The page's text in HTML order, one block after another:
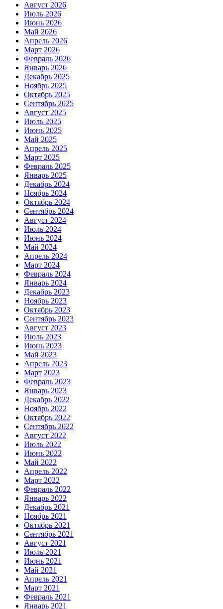
Август 2026
Июль 2026
Июнь 2026
Май 2026
Апрель 2026
Март 2026
Февраль 2026
Январь 2026
Декабрь 2025
Ноябрь 2025
Октябрь 2025
Сентябрь 2025
Август 2025
Июль 2025
Июнь 2025
Май 2025
Апрель 2025
Март 2025
Февраль 2025
Январь 2025
Декабрь 2024
Ноябрь 2024
Октябрь 2024
Сентябрь 2024
Август 2024
Июль 2024
Июнь 2024
Май 2024
Апрель 2024
Март 2024
Февраль 2024
Январь 2024
Декабрь 2023
Ноябрь 2023
Октябрь 2023
Сентябрь 2023
Август 2023
Июль 2023
Июнь 2023
Май 2023
Апрель 2023
Март 2023
Февраль 2023
Январь 2023
Декабрь 2022
Ноябрь 2022
Октябрь 2022
Сентябрь 2022
Август 2022
Июль 2022
Июнь 2022
Май 2022
Апрель 2022
Март 2022
Февраль 2022
Январь 2022
Декабрь 2021
Ноябрь 2021
Октябрь 2021
Сентябрь 2021
Август 2021
Июль 2021
Июнь 2021
Май 2021
Апрель 2021
Март 2021
Февраль 2021
Январь 2021